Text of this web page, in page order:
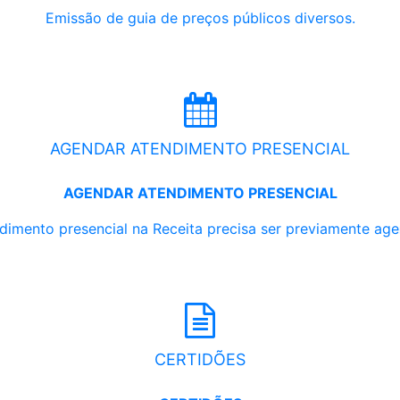
Emissão de guia de preços públicos diversos.
AGENDAR ATENDIMENTO PRESENCIAL
AGENDAR ATENDIMENTO PRESENCIAL
presencial na Receita precisa ser previamente
CERTIDÕES